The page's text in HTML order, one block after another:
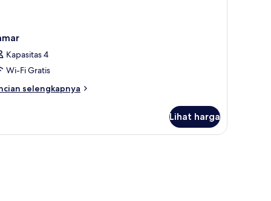
Kapasitas 4
Wi-Fi Gratis
selengkapnya
Lihat harga